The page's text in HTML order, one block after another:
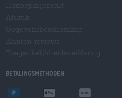
Betalingsmethoden